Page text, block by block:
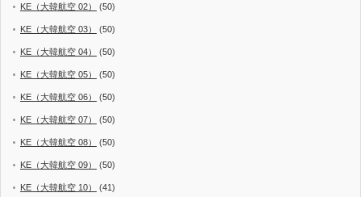
KE（大韓航空 02） (50)
KE（大韓航空 03） (50)
KE（大韓航空 04） (50)
KE（大韓航空 05） (50)
KE（大韓航空 06） (50)
KE（大韓航空 07） (50)
KE（大韓航空 08） (50)
KE（大韓航空 09） (50)
KE（大韓航空 10） (41)